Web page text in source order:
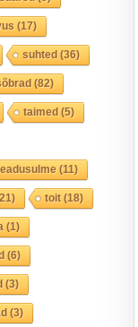
(17)
suhted(36)
(82)
taimed(5)
(11)
toit(18)
(1)
(6)
(3)
(3)